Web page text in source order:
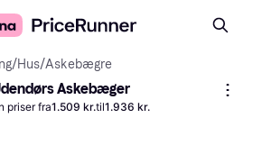
/Hus/Askebægre
Askebæger
priser fra1.509 kr.til1.936 kr.